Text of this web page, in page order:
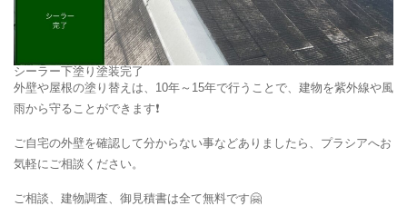
シーラー下塗り塗装完了
外壁や屋根の塗り替えは、10年～15年で行うことで、建物を紫外線や風
雨から守ることができます❗
ご自宅の外壁を確認して分からない事などありましたら、プラシアへお
気軽にご相談ください。
ご相談、建物調査、御見積書は全て無料です🤗